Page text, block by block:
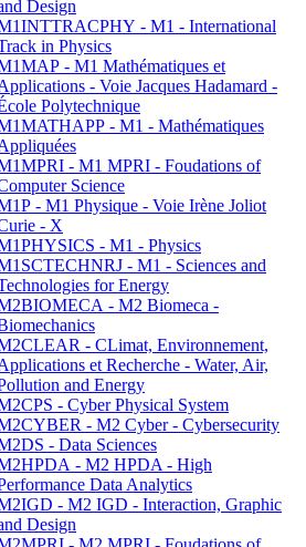
Design
- M1 - International
in Physics
- M1 Mathématiques et
- Voie Jacques Hadamard -
Polytechnique
- M1 - Mathématiques
- M1 MPRI - Foudations of
Science
- M1 Physique - Voie Irène Joliot
- X
- M1 - Physics
- M1 - Sciences and
for Energy
- M2 Biomeca -
- CLimat, Environnement,
et Recherche - Water, Air,
and Energy
- Cyber Physical System
- M2 Cyber - Cybersecurity
- Data Sciences
- M2 HPDA - High
Data Analytics
- M2 IGD - Interaction, Graphic
Design